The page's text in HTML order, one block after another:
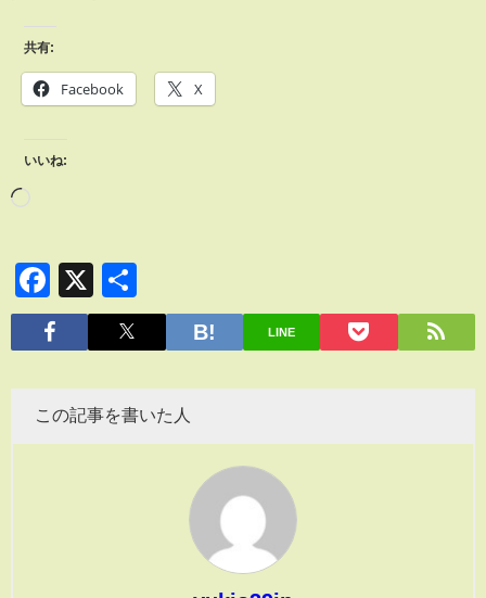
共有:
Facebook X
いいね:
Facebook
X
有
LINE
この記事を書いた人